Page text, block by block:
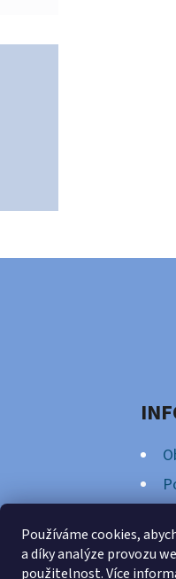
Používáme cookies,
a díky analýze provozu
použitelnost.Více